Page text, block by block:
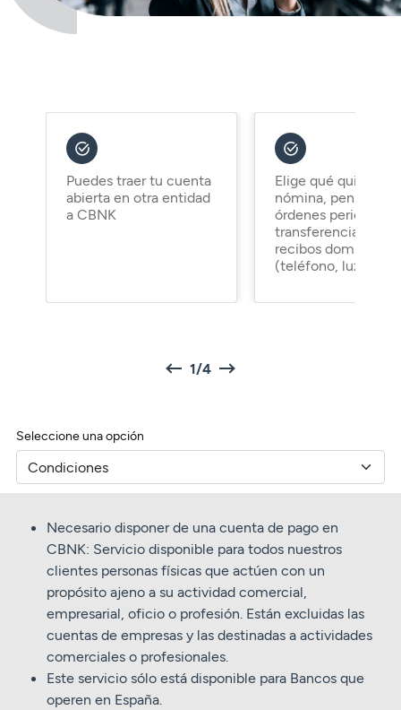
Expatriados
Servicios
Puedes traer tu cuenta
abierta en otra entidad
a CBNK
Elige qué quieres
nómina, pensión,
órdenes periódicas
transferencias y
recibos
(teléfono, luz…)
Prev1/4 Next
Seleccione una opción
Necesario disponer de una cuenta de pago en
CBNK: Servicio disponible para todos nuestros
clientes personas físicas que actúen con un
propósito ajeno a su actividad comercial,
empresarial, oficio o profesión. Están excluidas las
cuentas de empresas y las destinadas a actividades
comerciales o profesionales.
Este servicio sólo está disponible para Bancos que
operen en España.